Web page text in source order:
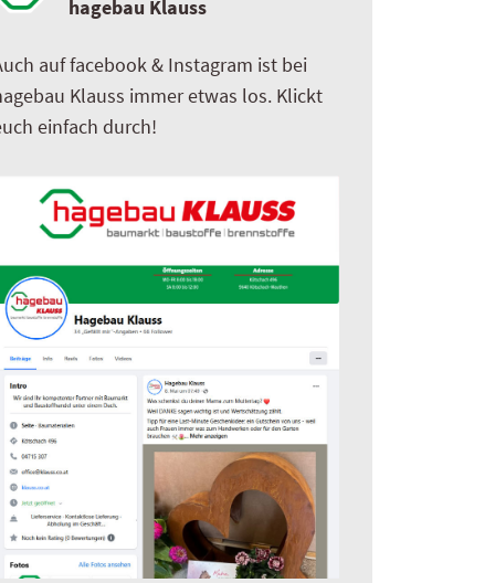
hagebau Klauss
auf facebook & Instagram ist bei
Klauss immer etwas los. Klickt
einfach durch!